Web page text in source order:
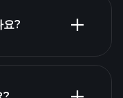
BSTO
요?